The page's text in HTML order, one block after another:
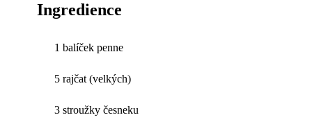
Ingredience
1 balíček penne
5 rajčat (velkých)
3 stroužky česneku